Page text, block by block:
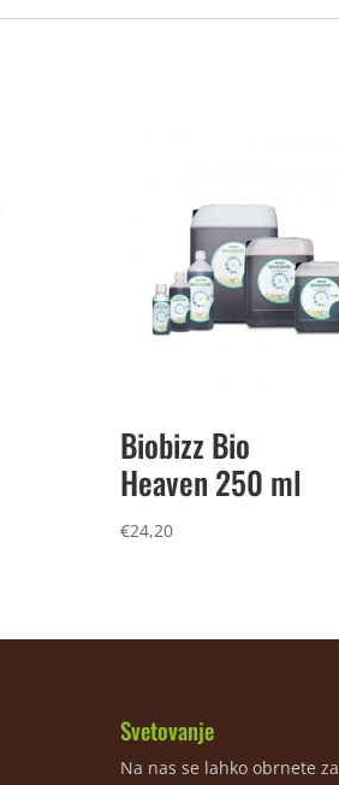
Biobizz Bio
Heaven 250 ml
€24,20
Svetovanje
Na nas se lahko obrnete za